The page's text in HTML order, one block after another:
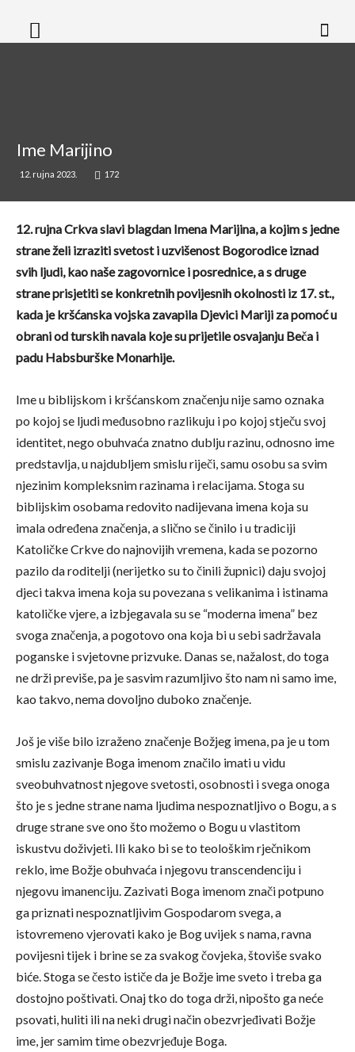
Ime Marijino
12. rujna 2023. 172
12. rujna Crkva slavi blagdan Imena Marijina, a kojim s jedne
strane želi izraziti svetost i uzvišenost Bogorodice iznad
svih ljudi, kao naše zagovornice i posrednice, a s druge
strane prisjetiti se konkretnih povijesnih okolnosti iz 17. st.,
kada je kršćanska vojska zavapila Djevici Mariji za pomoć u
obrani od turskih navala koje su prijetile osvajanju Beča i
padu Habsburške Monarhije.
Ime u biblijskom i kršćanskom značenju nije samo oznaka
po kojoj se ljudi međusobno razlikuju i po kojoj stječu svoj
identitet, nego obuhvaća znatno dublju razinu, odnosno ime
predstavlja, u najdubljem smislu riječi, samu osobu sa svim
njezinim kompleksnim razinama i relacijama. Stoga su
biblijskim osobama redovito nadijevana imena koja su
imala određena značenja, a slično se činilo i u tradiciji
Katoličke Crkve do najnovijih vremena, kada se pozorno
pazilo da roditelji (nerijetko su to činili župnici) daju svojoj
djeci takva imena koja su povezana s velikanima i istinama
katoličke vjere, a izbjegavala su se “moderna imena” bez
svoga značenja, a pogotovo ona koja bi u sebi sadržavala
poganske i svjetovne prizvuke. Danas se, nažalost, do toga
ne drži previše, pa je sasvim razumljivo što nam ni samo ime,
kao takvo, nema dovoljno duboko značenje.
Još je više bilo izraženo značenje Božjeg imena, pa je u tom
smislu zazivanje Boga imenom značilo imati u vidu
sveobuhvatnost njegove svetosti, osobnosti i svega onoga
što je s jedne strane nama ljudima nespoznatljivo o Bogu, a s
druge strane sve ono što možemo o Bogu u vlastitom
iskustvu doživjeti. Ili kako bi se to teološkim rječnikom
reklo, ime Božje obuhvaća i njegovu transcendenciju i
njegovu imanenciju. Zazivati Boga imenom znači potpuno
ga priznati nespoznatljivim Gospodarom svega, a
istovremeno vjerovati kako je Bog uvijek s nama, ravna
povijesni tijek i brine se za svakog čovjeka, štoviše svako
biće. Stoga se često ističe da je Božje ime sveto i treba ga
dostojno poštivati. Onaj tko do toga drži, nipošto ga neće
psovati, huliti ili na neki drugi način obezvrjeđivati Božje
ime, jer samim time obezvrjeđuje Boga.